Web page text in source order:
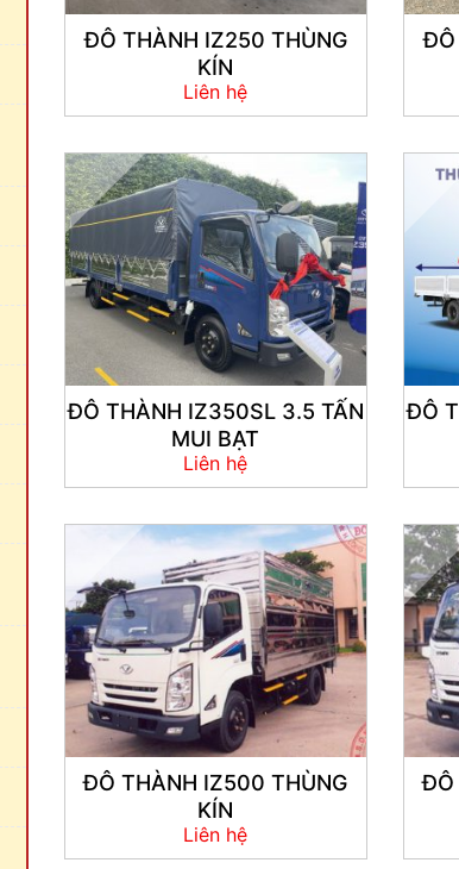
ĐÔ THÀNH IZ250 THÙNG
KÍN
Liên hệ
ĐÔ
ĐÔ THÀNH IZ350SL 3.5 TẤN
MUI BẠT
Liên hệ
ĐÔ
ĐÔ THÀNH IZ500 THÙNG
KÍN
Liên hệ
ĐÔ